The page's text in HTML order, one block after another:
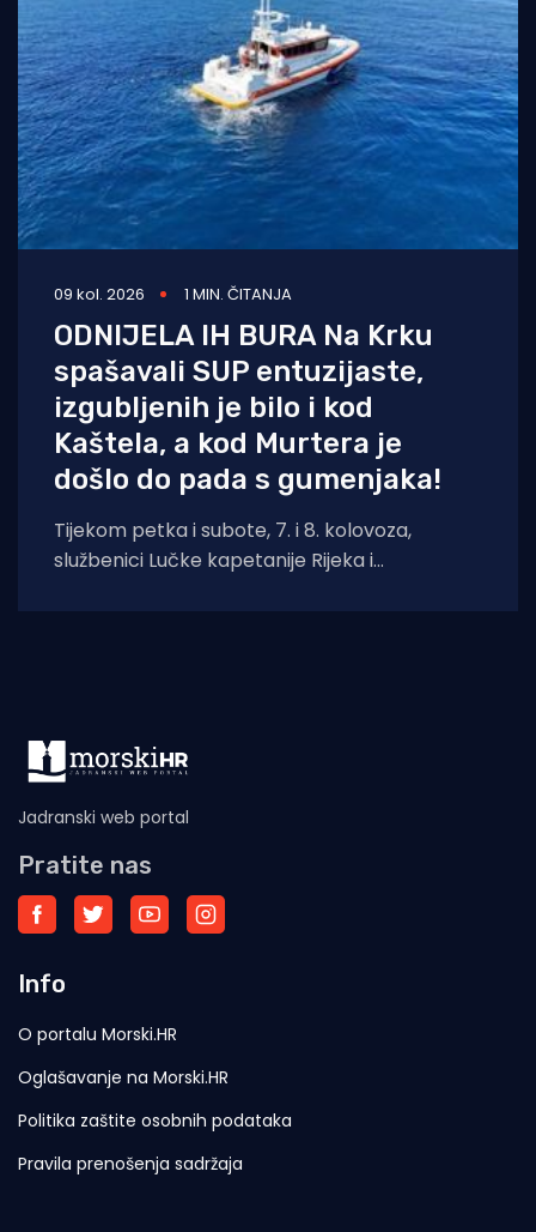
09 kol. 2026 1 MIN. ČITANJA
ODNIJELA IH BURA Na Krku
spašavali SUP entuzijaste,
izgubljenih je bilo i kod
Kaštela, a kod Murtera je
došlo do pada s gumenjaka!
Tijekom petka i subote, 7. i 8. kolovoza,
službenici Lučke kapetanije Rijeka i
Jadranski web portal
Pratite nas
Info
O portalu Morski.HR
Oglašavanje na Morski.HR
Politika zaštite osobnih podataka
Pravila prenošenja sadržaja